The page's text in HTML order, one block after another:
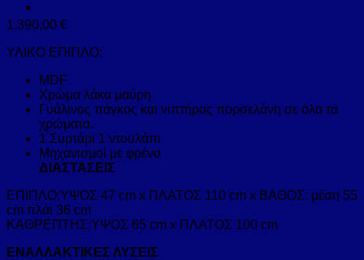
1.390,00 €
ΥΛΙΚΟ ΕΠΙΠΛΟ:
MDF
Χρώμα λάκα μαύρη
Γυάλινος πάγκος και νιπτήρας πορσελάνη σε όλα τα
χρώματα.
1 Συρτάρι 1 ντουλάπι
Μηχανισμοί με φρένο
ΔΙΑΣΤΑΣΕΙΣ
ΕΠΙΠΛΟ:ΥΨΟΣ 47 cm x ΠΛΑΤΟΣ 110 cm x ΒΑΘΟΣ: μέση 55
cm πλάι 36 cm
ΚΑΘΡΕΠΤΗΣ:ΥΨΟΣ 65 cm x ΠΛΑΤΟΣ 100 cm
ΕΝΑΛΛΑΚΤΙΚΕΣ ΛΥΣΕΙΣ